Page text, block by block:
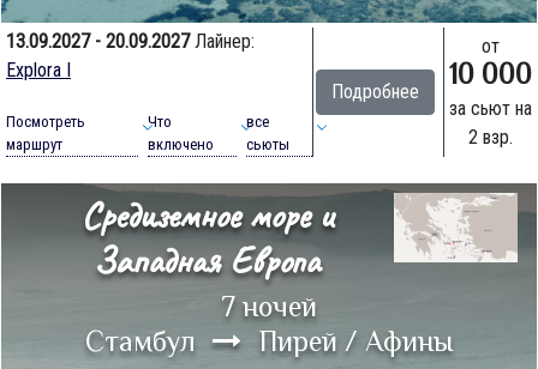
13.09.2027 - 20.09.2027Лайнер:
Explora I
Посмотреть
маршрут
Что
включено
все
сьюты
Подробнее
от
10
за сьют на
2 взр.
Средиземное море и
Западная Европа
7 ночей
Стамбул Пирей / Афины